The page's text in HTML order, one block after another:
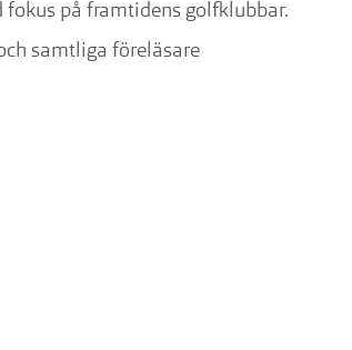
fokus på framtidens golfklubbar.
samtliga föreläsare